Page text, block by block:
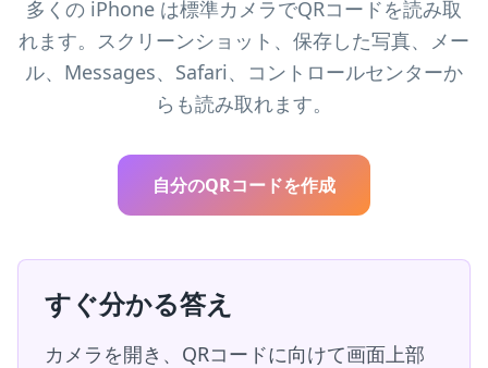
多くの iPhone は標準カメラでQRコードを読み取
れます。スクリーンショット、保存した写真、メー
ル、Messages、Safari、コントロールセンターか
らも読み取れます。
自分のQRコードを作成
すぐ分かる答え
カメラを開き、QRコードに向けて画面上部